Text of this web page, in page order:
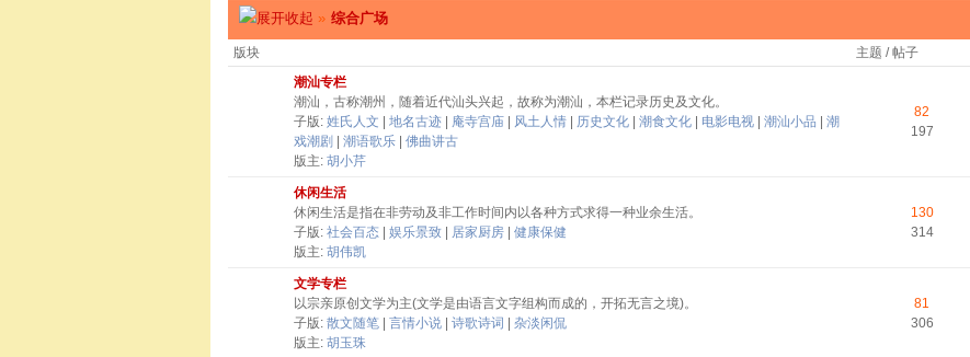
» 综合广场
版块 主题 / 帖子
潮汕专栏
潮汕，古称潮州，随着近代汕头兴起，故称为潮汕，本栏记录历史及文化。
子版: 姓氏人文 地名古迹 庵寺宫庙 风土人情 历史文化 潮食文化 电影电视 潮汕小品
潮
戏潮剧
潮语歌乐
佛曲讲古
版主: 胡小芹
82
197
休闲生活
休闲生活是指在非劳动及非工作时间内以各种方式求得一种业余生活。
子版: 社会百态 娱乐景致 居家厨房
健康保健
版主: 胡伟凯
130
314
文学专栏
以宗亲原创文学为主(文学是由语言文字组构而成的，开拓无言之境)。
子版: 散文随笔 言情小说 诗歌诗词
杂淡闲侃
版主: 胡玉珠
81
306